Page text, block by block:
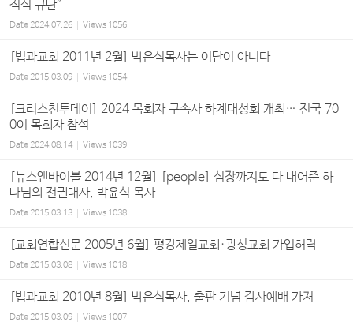
직식 규탄”
Date2024.07.26 Views 1056
[법과교회 2011년 2월] 박윤식목사는 이단이 아니다
Date2015.03.09 Views 1054
[크리스천투데이] 2024 목회자 구속사 하계대성회 개최… 전국 70
0여 목회자 참석
Date2024.08.14 Views 1039
[뉴스앤바이블 2014년 12월] [people] 심장까지도 다 내어준 하
나님의 전권대사, 박윤식 목사
Date2015.03.13 Views 1038
[교회연합신문 2005년 6월] 평강제일교회·광성교회 가입허락
Date2015.03.08 Views 1018
[법과교회 2010년 8월] 박윤식목사, 출판 기념 감사예배 가져
Date2015.03.09 Views 1007